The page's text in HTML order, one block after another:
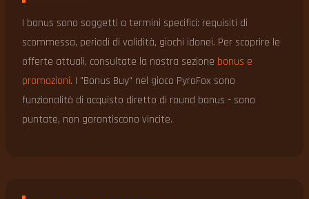
I bonus sono soggetti a termini specifici: requisiti di
scommessa, periodi di validità, giochi idonei. Per scoprire le
offerte attuali, consultate la nostra sezione bonus e
promozioni. I "Bonus Buy" nel gioco PyroFox sono
funzionalità di acquisto diretto di round bonus - sono
puntate, non garantiscono vincite.